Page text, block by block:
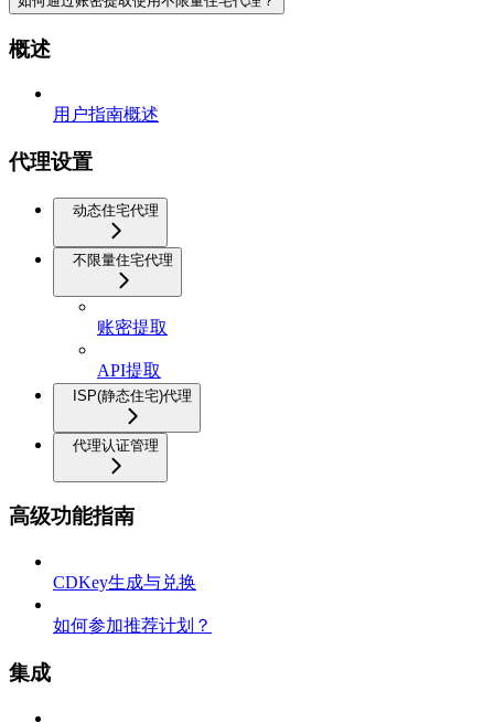
概述
用户指南概述
代理设置
动态住宅代理
不限量住宅代理
账密提取
API提取
ISP(静态住宅)代理
代理认证管理
高级功能指南
CDKey生成与兑换
如何参加推荐计划？
集成